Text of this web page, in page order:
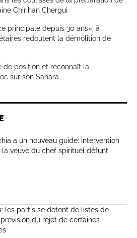
Chirihan Chergui
principale depuis 30 ans»: à
redoutent la démolition de
de position et reconnaît la
sur son Sahara
a un nouveau guide: intervention
la veuve du chef spirituel défunt
les partis se dotent de listes de
du rejet de certaines